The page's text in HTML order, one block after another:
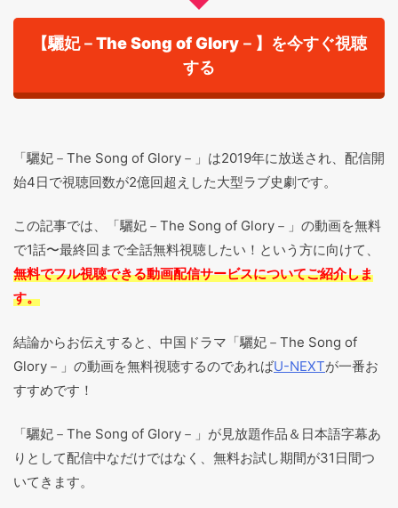
【驪妃－The Song of Glory－】を今すぐ視聴
する
「驪妃－The Song of Glory－」は2019年に放送され、配信開
始4日で視聴回数が2億回超えした大型ラブ史劇です。
この記事では、「驪妃－The Song of Glory－」の動画を無料
で1話〜最終回まで全話無料視聴したい！という方に向けて、
無料でフル視聴できる動画配信サービスについてご紹介しま
す。
結論からお伝えすると、中国ドラマ「驪妃－The Song of
Glory－」の動画を無料視聴するのであればU-NEXTが一番お
すすめです！
「驪妃－The Song of Glory－」 が見放題作品＆日本語字幕あ
りとして配信中なだけではなく、無料お試し期間が31日間つ
いてきます。